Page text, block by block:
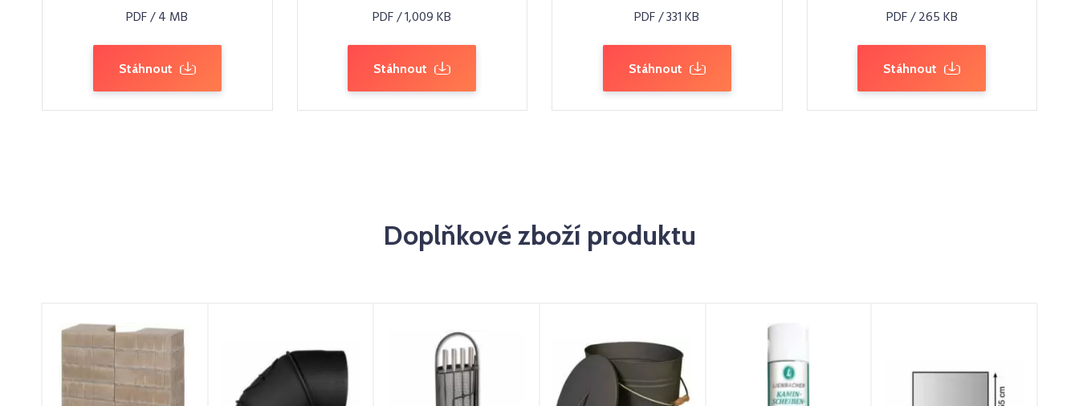
PDF / 4 MB
Stáhnout
PDF / 1,009 KB
Stáhnout
PDF / 331 KB
Stáhnout
PDF / 265 KB
Stáhnout
Doplňkové zboží produktu